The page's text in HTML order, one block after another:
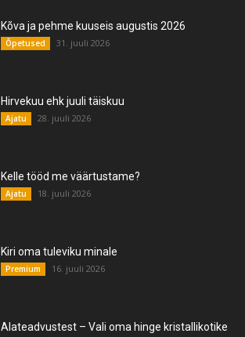
Kõva ja pehme kuuseis augustis 2026
Õpetused 31. juuli 2026
Hirvekuu ehk juuli täiskuu
Ajatu 28. juuli 2026
Kelle tööd me väärtustame?
Ajatu 18. juuli 2026
Kiri oma tuleviku minale
Premium 16. juuli 2026
Alateadvustest – Vali oma hinge kristallikotike